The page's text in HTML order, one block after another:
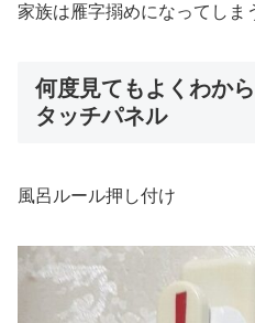
家族は雁字搦めになってしま
何度見てもよくわか
タッチパネル
風呂ルール押し付け